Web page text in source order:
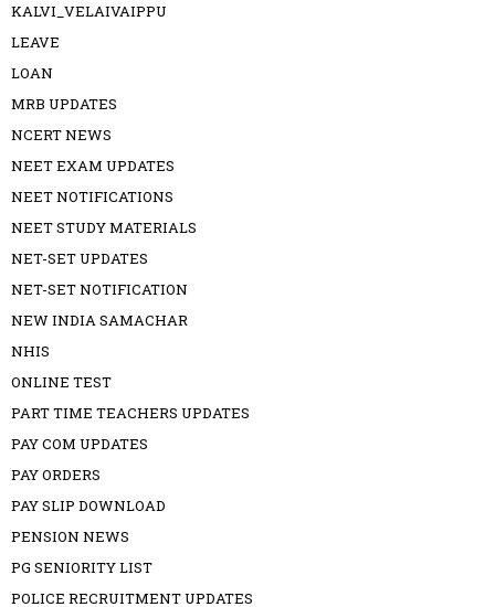
KALVI_VELAIVAIPPU
LEAVE
LOAN
MRB UPDATES
NCERT NEWS
NEET EXAM UPDATES
NEET NOTIFICATIONS
NEET STUDY MATERIALS
NET-SET UPDATES
NET-SET NOTIFICATION
NEW INDIA SAMACHAR
NHIS
ONLINE TEST
PART TIME TEACHERS UPDATES
PAY COM UPDATES
PAY ORDERS
PAY SLIP DOWNLOAD
PENSION NEWS
PG SENIORITY LIST
POLICE RECRUITMENT UPDATES